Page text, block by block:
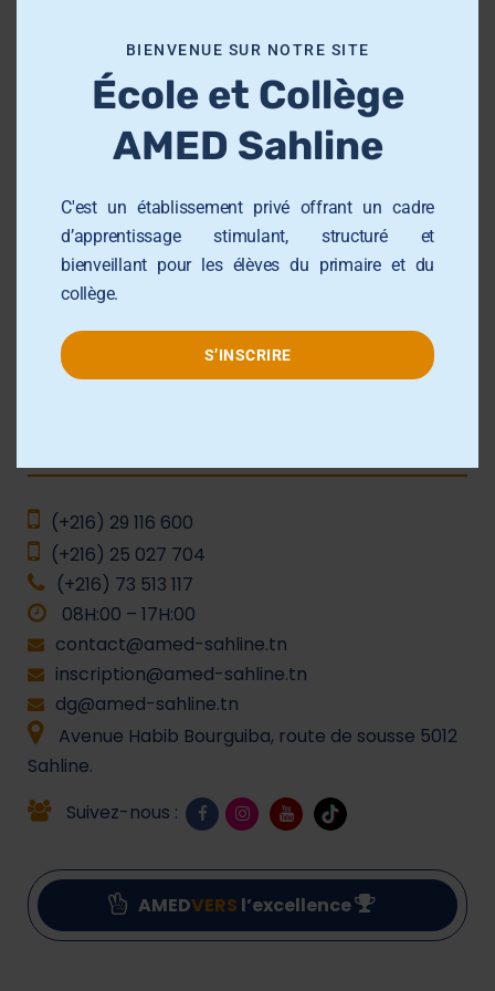
École et Collège AMED Sahline
Lycée AMED Sahloul
Collège AMED Jemmel
Collège AMED Riadh Sousse
Centre de Formation AMED
Université AMED Sahloul
Groupe AMED
(+216) 29 116 600
(+216) 25 027 704
(+216) 73 513 117
08H:00 – 17H:00
contact@amed-sahline.tn
inscription@amed-sahline.tn
dg@amed-sahline.tn
Avenue Habib Bourguiba, route de sousse 5012
Sahline.
Suivez-nous :
AMEDVERS l’excellence
BIENVENUE SUR NOTRE SITE
École et Collège
AMED Sahline
C'est un établissement privé offrant un cadre
d’apprentissage stimulant, structuré et
bienveillant pour les élèves du primaire et du
collège.
S’INSCRIRE